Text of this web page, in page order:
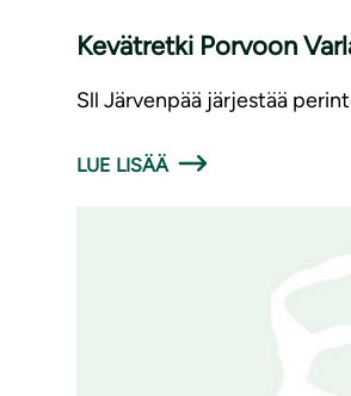
Kevätretki Porvoon
Sll Järvenpää järjestää
LUE LISÄÄ